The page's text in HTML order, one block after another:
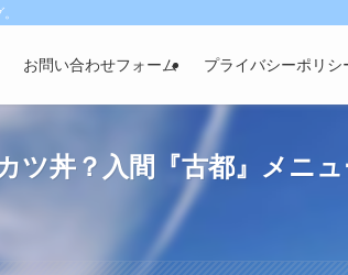
お問い合わせフォーム プライバシーポリシ
ツ丼？入間『古都』メニ